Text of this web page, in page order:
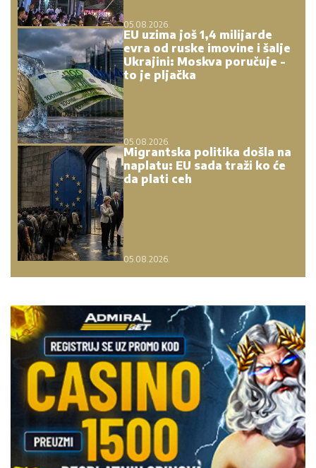
05.08.2026.
EU uzima još 1,4 milijarde
evra od ruske imovine i šalje
Ukrajini: Moskva poručuje -
to je pljačka
05.08.2026.
Migrantska politika došla na
naplatu: EU sada traži ko će
da plati ceh
05.08.2026.